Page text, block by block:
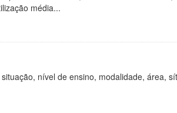
média...
nível de ensino, modalidade, área,